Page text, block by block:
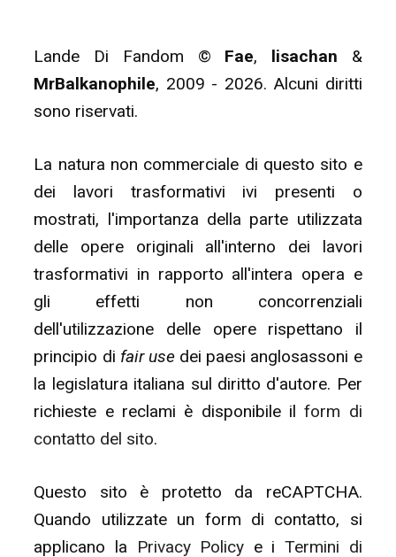
Lande Di Fandom © Fae, lisachan &
MrBalkanophile, 2009 - 2026. Alcuni diritti
sono riservati.
La natura non commerciale di questo sito e
dei lavori trasformativi ivi presenti o
mostrati, l'importanza della parte utilizzata
delle opere originali all'interno dei lavori
trasformativi in rapporto all'intera opera e
gli effetti non concorrenziali
dell'utilizzazione delle opere rispettano il
principio di fair usedei paesi anglosassoni e
la legislatura italiana sul diritto d'autore. Per
richieste e reclami è disponibile ilform di
contatto del sito.
Questo sito è protetto da reCAPTCHA.
Quando utilizzate un form di contatto, si
applicano la
Privacy Policy e iTermini di